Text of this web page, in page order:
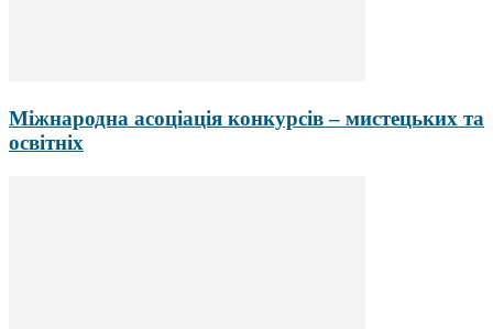
Міжнародна асоціація конкурсів – мистецьких та
освітніх